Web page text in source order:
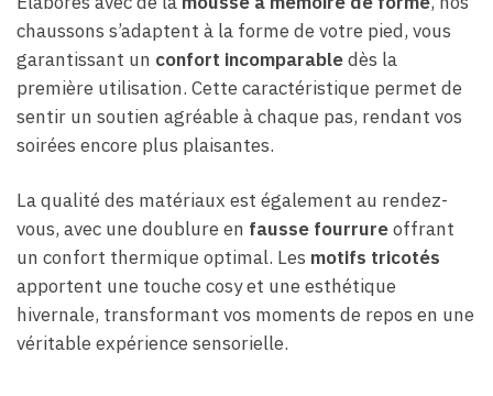
chaussons s’adaptent à la forme de votre pied, vous
garantissant un confort incomparabledès la
première utilisation. Cette caractéristique permet de
sentir un soutien agréable à chaque pas, rendant vos
soirées encore plus plaisantes.
La qualité des matériaux est également au rendez-
vous, avec une doublure en fausse fourrureoffrant
un confort thermique optimal. Les motifs tricotés
apportent une touche cosy et une esthétique
hivernale, transformant vos moments de repos en une
véritable expérience sensorielle.